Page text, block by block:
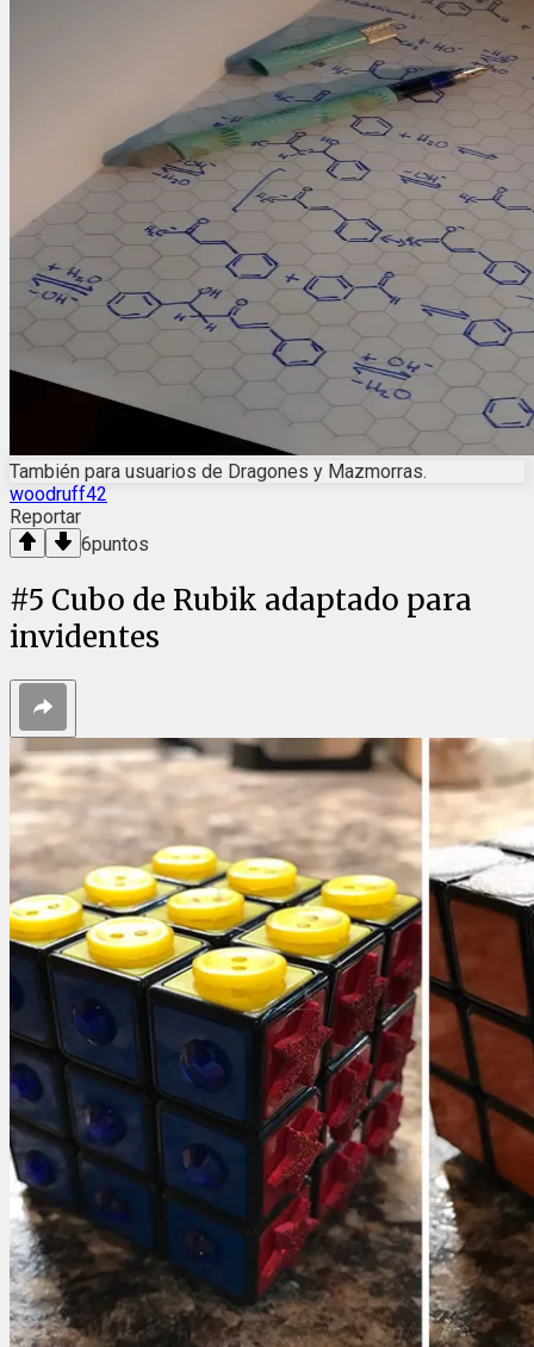
También para usuarios de Dragones y Mazmorras.
woodruff42
Reportar
6puntos
#5 Cubo de Rubik adaptado para
invidentes